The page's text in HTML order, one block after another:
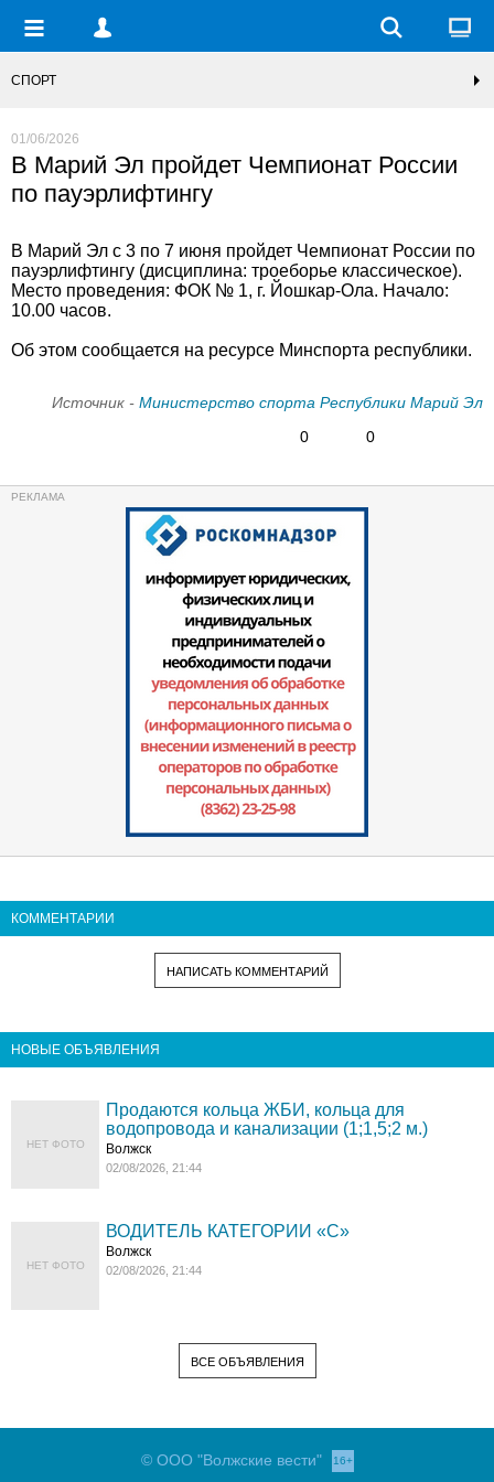
СПОРТ
01/06/2026
В Марий Эл пройдет Чемпионат России
по пауэрлифтингу
В Марий Эл с 3 по 7 июня пройдет Чемпионат России по
пауэрлифтингу (дисциплина: троеборье классическое).
Место проведения: ФОК № 1, г. Йошкар-Ола. Начало:
10.00 часов.
Об этом сообщается на ресурсе Минспорта республики.
Источник - Министерство спорта Республики Марий Эл
0
0
КОММЕНТАРИИ
НАПИСАТЬ КОММЕНТАРИЙ
НОВЫЕ ОБЪЯВЛЕНИЯ
НЕТ ФОТО
Продаются кольца ЖБИ, кольца для
водопровода и канализации (1;1,5;2 м.)
Волжск
02/08/2026, 21:44
НЕТ ФОТО
ВОДИТЕЛЬ КАТЕГОРИИ «C»
Волжск
02/08/2026, 21:44
ВСЕ ОБЪЯВЛЕНИЯ
© ООО "Волжские вести" 16+